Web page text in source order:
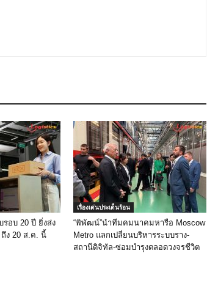
อบ 20 ปี ยิ่งส่ง
ง 20 ส.ค. นี้
เรื่องเด่นประเด็นร้อน
“พิพัฒน์”นำทีมคมนาคมหารือ Moscow
Metro แลกเปลี่ยนบริหารระบบราง-
สถานีดิจิทัล-ซ่อมบำรุงตลอดวงจรชีวิต